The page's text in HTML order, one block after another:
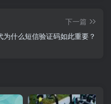
下一篇
为什么短信验证码如此重要？